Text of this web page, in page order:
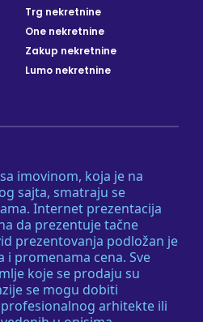
imovinom, koja je na
sajta, smatraju se
Internet prezentacija
da prezentuje tačne
prezentovanja podložan je
promenama cena. Sve
koje se prodaju su
se mogu dobiti
arhitekte ili
Trg nekretnine
One nekretnine
Zakup nekretnine
Lumo nekretnine